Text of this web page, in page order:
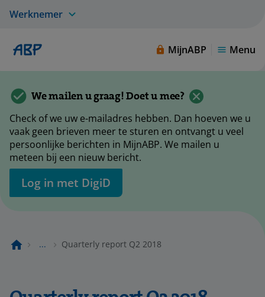
Werknemer
MijnABP Menu
We mailen u graag! Doet u mee?
Check of we uw e-mailadres hebben. Dan hoeven we u
vaak geen brieven meer te sturen en ontvangt u veel
persoonlijke berichten in MijnABP. We mailen u
meteen bij een nieuw bericht.
Log in met DigiD
... Quarterly report Q2 2018